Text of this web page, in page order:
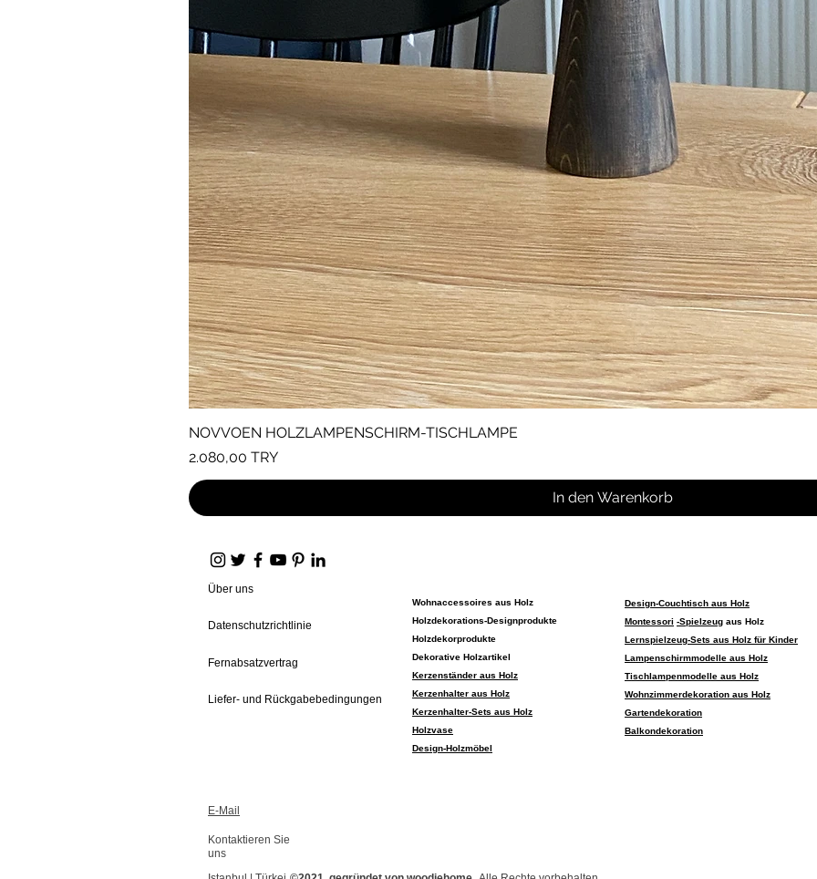
NOVVOEN HOLZLAMPENSCHIRM-TISCHLAMPE
Preis
2.080,00 TRY
In den Warenkorb
Über uns
Datenschutzrichtlinie
Fernabsatzvertrag
Liefer- und Rückgabebedingungen
Wohnaccessoires aus Holz
Holzdekorations-Designprodukte
Holzdekorprodukte
Dekorative Holzartikel
Kerzenständer aus Holz
Kerzenhalter aus Holz
Kerzenhalter-Sets aus Holz
Holzvase
Design-Holzmöbel
Design-Couchtisch aus Holz
Montessori -Spielzeug aus Holz
Lernspielzeug-Sets aus Holz für Kinder
Lampenschirmmodelle aus Holz
Tischlampenmodelle aus Holz
Wohnzimmerdekoration aus Holz
Gartendekoration
Balkondekoration
E-Mail
Kontaktieren Sie
uns